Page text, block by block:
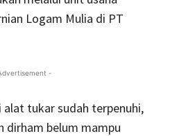
Logam Mulia di PT
-
tukar sudah terpenuhi,
dirham belum mampu